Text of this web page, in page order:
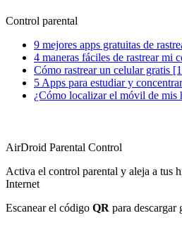
Control parental
9 mejores apps gratuitas de
4 maneras fáciles de rastrear mi
Cómo rastrear un celular gratis
5 Apps para estudiar y
¿Cómo localizar el móvil de mis
AirDroid Parental Control
Activa el control parental y aleja a tus
Internet
Escanear el código QR para descargar